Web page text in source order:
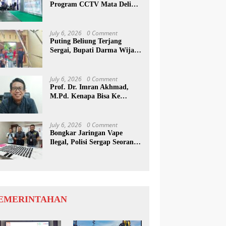
Program CCTV Mata Deli
July 6, 2026 0 Comment
Puting Beliung Terjang
Sergai, Bupati Darma Wijaya
July 6, 2026 0 Comment
Prof. Dr. Imran Akhmad,
M.Pd. Kenapa Bisa Ke
July 6, 2026 0 Comment
Bongkar Jaringan Vape
Ilegal, Polisi Sergap Seorang